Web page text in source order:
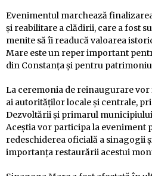
Evenimentul marchează
și reabilitare a clădirii, care a fost
menite să îi readucă valoarea
Mare este un reper important
din Constanța și pentru
La ceremonia de reinaugurare
ai autorităților locale și centrale,
Dezvoltării și primarul
Aceștia vor participa la eveniment
redeschiderea oficială a sinagogii
importanța restaurării acestui